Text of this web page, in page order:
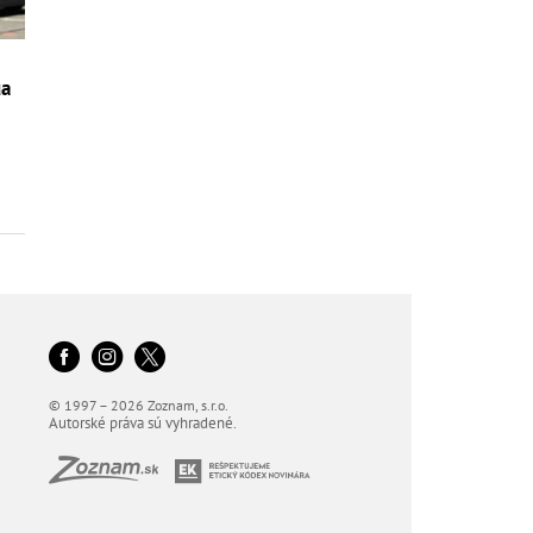
© 1997 – 2026 Zoznam, s.r.o.
Autorské práva sú vyhradené.